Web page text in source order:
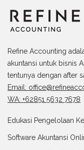
Refine Accounting
akuntansi untuk bisnis
tentunya dengan after
Email:
WA: +62851 5632 7678
Edukasi Pengelolaan
Software Akuntansi